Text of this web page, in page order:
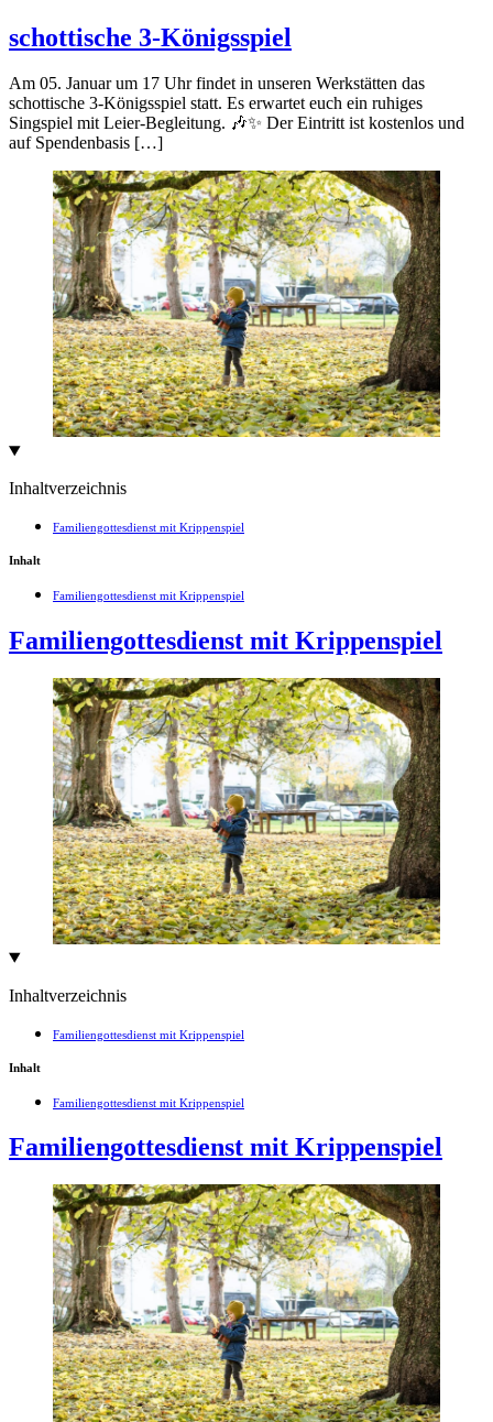
schottische 3-Königsspiel
Am 05. Januar um 17 Uhr findet in unseren Werkstätten das
schottische 3-Königsspiel statt. Es erwartet euch ein ruhiges
Singspiel mit Leier-Begleitung. 🎶✨ Der Eintritt ist kostenlos und
auf Spendenbasis […]
Inhaltverzeichnis
Familiengottesdienst mit Krippenspiel
Inhalt
Familiengottesdienst mit Krippenspiel
Familiengottesdienst mit Krippenspiel
Inhaltverzeichnis
Familiengottesdienst mit Krippenspiel
Inhalt
Familiengottesdienst mit Krippenspiel
Familiengottesdienst mit Krippenspiel